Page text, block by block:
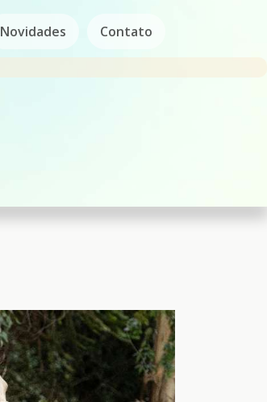
Novidades Contato